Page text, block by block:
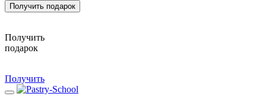
Получить подарок
Получить
подарок
Получить